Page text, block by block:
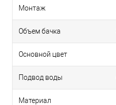
Монтаж
Объем бачка
Основной цвет
Подвод воды
Материал